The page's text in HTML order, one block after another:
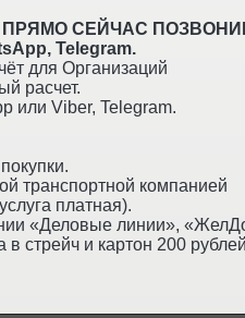
СЕЙЧАС
Telegram.
для Организаций
расчет.
или Viber, Telegram.
транспортной компанией
платная).
«Деловые линии»,
стрейч и картон 200